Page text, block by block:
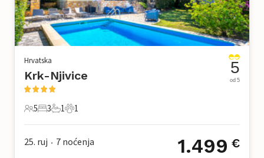
Hrvatska
Krk-Njivice
5 Gosti
5
3 Spavaće sobe
3
1 Kupaonica
1
1 Kućni ljubimac
1
5
od 5
25. ruj • 7 noćenja 1.499 €